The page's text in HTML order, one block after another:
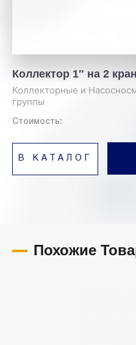
Коллектор 1″ на 2
Коллекторные и
группы
Стоимость:
В КАТАЛОГ
Похожие